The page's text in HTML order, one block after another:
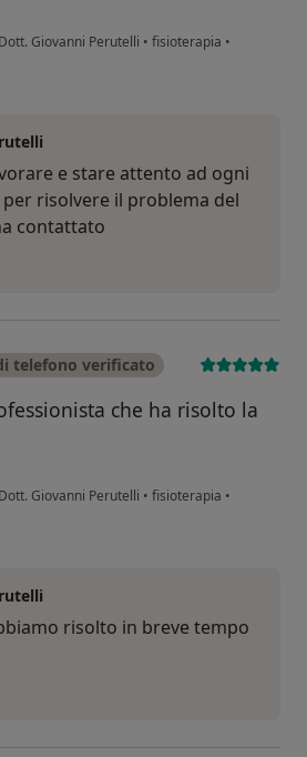
Giovanni Perutelli • fisioterapia •
Marco
e stare attento ad ogni
risolvere il problema del
contattato
telefono verificato
che ha risolto la
Giovanni Perutelli • fisioterapia •
Piera
risolto in breve tempo